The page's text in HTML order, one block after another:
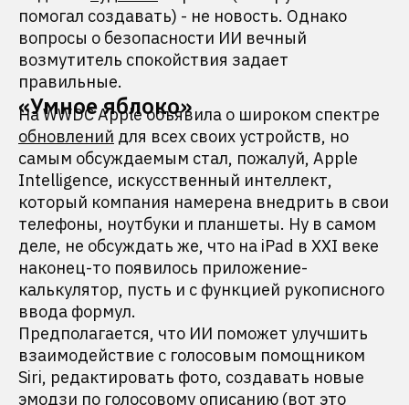
помогал создавать) - не новость. Однако
вопросы о безопасности ИИ вечный
возмутитель спокойствия задает
правильные.
«Умное яблоко»
На WWDC Apple объявила о широком спектре
обновлений для всех своих устройств, но
самым обсуждаемым стал, пожалуй, Apple
Intelligence, искусственный интеллект,
который компания намерена внедрить в свои
телефоны, ноутбуки и планшеты. Ну в самом
деле, не обсуждать же, что на iPad в XXI веке
наконец-то появилось приложение-
калькулятор, пусть и с функцией рукописного
ввода формул.
Предполагается, что ИИ поможет улучшить
взаимодействие с голосовым помощником
Siri, редактировать фото, создавать новые
эмодзи по голосовому описанию (вот это